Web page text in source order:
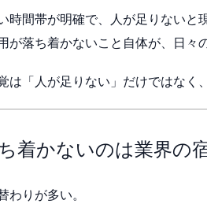
時間帯が明確で、人が足りないと
が落ち着かないこと自体が、日々
は「人が足りない」だけではなく
着かないのは業界の
わりが多い。